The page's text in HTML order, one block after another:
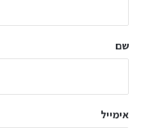
ל
שם
אימייל